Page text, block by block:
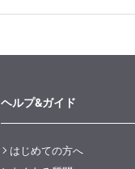
ヘルプ&ガイド
はじめての方へ